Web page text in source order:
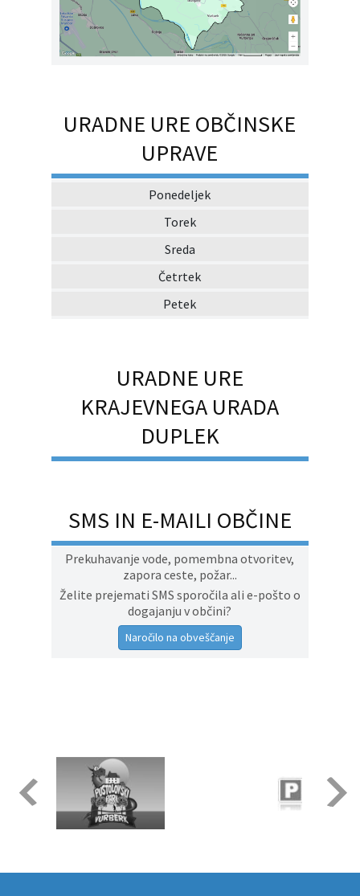
URADNE URE OBČINSKE
UPRAVE
Ponedeljek
Torek
Sreda
Četrtek
Petek
URADNE URE
KRAJEVNEGA URADA
DUPLEK
SMS IN E-MAILI OBČINE
Prekuhavanje vode, pomembna otvoritev,
zapora ceste, požar...
Želite prejemati SMS sporočila ali e-pošto o
dogajanju v občini?
Naročilo na obveščanje